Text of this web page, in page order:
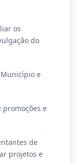
os
do
e
promoções e
de
projetos e